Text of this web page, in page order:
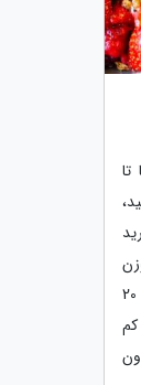
کم کنید. در 12 سال گذشته، بیش از 20